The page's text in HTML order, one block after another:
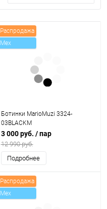
Распродажа
Mex
Ботинки MarioMuzi 3324-
03BLACKM
3 000 руб. / пар
12 990 руб.
Подробнее
Распродажа
Mex